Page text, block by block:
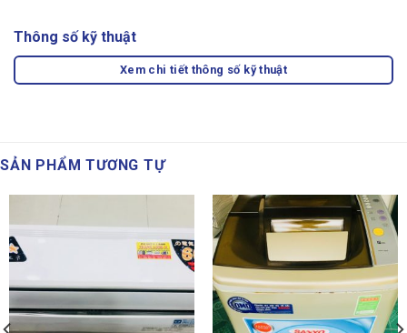
Thông số kỹ thuật
Xem chi tiết thông số kỹ thuật
SẢN PHẨM TƯƠNG TỰ